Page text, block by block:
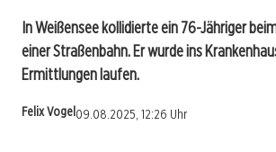
In Weißensee kollidierte ein 76-Jähriger
einer Straßenbahn. Er wurde ins
Ermittlungen laufen.
Felix Vogel 09.08.2025, 12:26 Uhr